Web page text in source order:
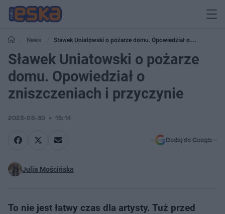
News
Sławek Uniatowski o pożarze domu. Opowiedział o
zniszczeniach i przyczynie
Sławek Uniatowski o pożarze
domu. Opowiedział o
zniszczeniach i przyczynie
2023-08-30 15:14
Dodaj do Google
Julia Mościńska
To nie jest łatwy czas dla artysty. Tuż przed